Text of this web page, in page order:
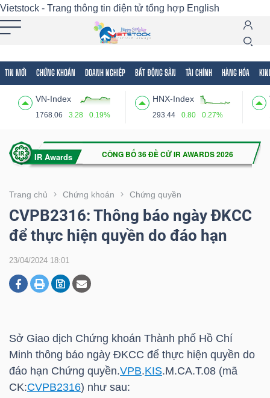
Vietstock - Trang thông tin điện tử tổng hợp English
TIN MỚI CHỨNG KHOÁN DOANH NGHIỆP BẤT ĐỘNG SẢN TÀI CHÍNH HÀNG HÓA
VN-Index
1768.06 3.28 0.19%
HNX-Index
293.44 0.80 0.27%
Trang chủ Chứng khoán Chứng quyền
CVPB2316: Thông báo ngày ĐKCC
để thực hiện quyền do đáo hạn
23/04/2024 18:01
Sở Giao dịch Chứng khoán Thành phố Hồ Chí
Minh thông báo ngày ĐKCC để thực hiện quyền do
đáo hạn Chứng quyền.VPB.KIS.M.CA.T.08 (mã
CK:CVPB2316) như sau:
Tất cả Tính năng Ngành Mã chứng khoán
Tính
(-)
VIETSTOCK
CHỨNG
BẤT